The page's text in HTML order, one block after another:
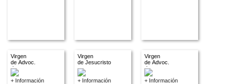
Virgen
de Advoc.
descon.
+ Información
Virgen
de Jesucristo
+ Información
Virgen
de Advoc.
descon.
+ Información